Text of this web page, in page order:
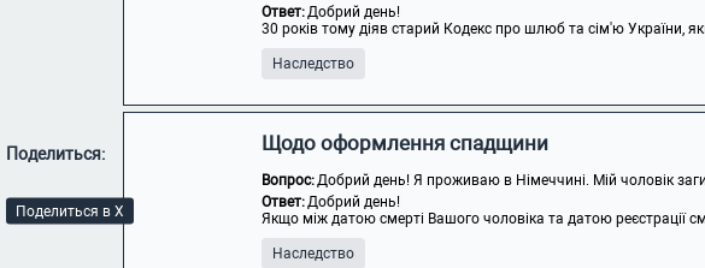
Поделиться:
Поделиться в X
Ответ:Добрий день!
30 років тому діяв старий Кодекс про шлюб та сім'ю України,
Наследство
Щодо оформлення спадщини
Вопрос:Добрий день! Я проживаю в Німеччині. Мій чоловік
Ответ:Добрий день!
Якщо між датою смерті Вашого чоловіка та датою реєстрації
Наследство